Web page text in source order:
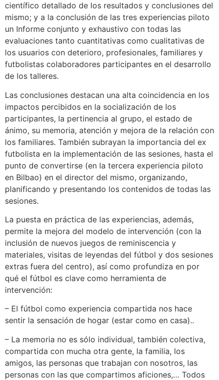
científico detallado de los resultados y conclusiones del
mismo; y a la conclusión de las tres experiencias piloto
un Informe conjunto y exhaustivo con todas las
evaluaciones tanto cuantitativas como cualitativas de
los usuarios con deterioro, profesionales, familiares y
futbolistas colaboradores participantes en el desarrollo
de los talleres.
Las conclusiones destacan una alta coincidencia en los
impactos percibidos en la socialización de los
participantes, la pertinencia al grupo, el estado de
ánimo, su memoria, atención y mejora de la relación con
los familiares. También subrayan la importancia del ex
futbolista en la implementación de las sesiones, hasta el
punto de convertirse (en la tercera experiencia piloto
en Bilbao) en el director del mismo, organizando,
planificando y presentando los contenidos de todas las
sesiones.
La puesta en práctica de las experiencias, además,
permite la mejora del modelo de intervención (con la
inclusión de nuevos juegos de reminiscencia y
materiales, visitas de leyendas del fútbol y dos sesiones
extras fuera del centro), así como profundiza en por
qué el fútbol es clave como herramienta de
intervención:
– El fútbol como experiencia compartida nos hace
sentir la sensación de hogar (estar como en casa)..
– La memoria no es sólo individual, también colectiva,
compartida con mucha otra gente, la familia, los
amigos, las personas que trabajan con nosotros, las
personas con las que compartimos aficiones,… Todos